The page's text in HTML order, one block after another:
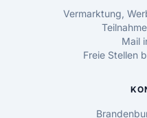
Vermarktung,
Mail
Freie Stellen